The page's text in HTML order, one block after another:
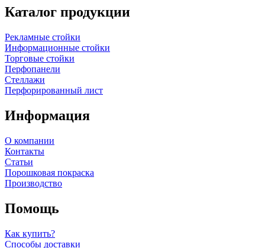
Каталог продукции
Рекламные стойки
Информационные стойки
Торговые стойки
Перфопанели
Стеллажи
Перфорированный лист
Информация
О компании
Контакты
Статьи
Порошковая покраска
Производство
Помощь
Как купить?
Способы доставки